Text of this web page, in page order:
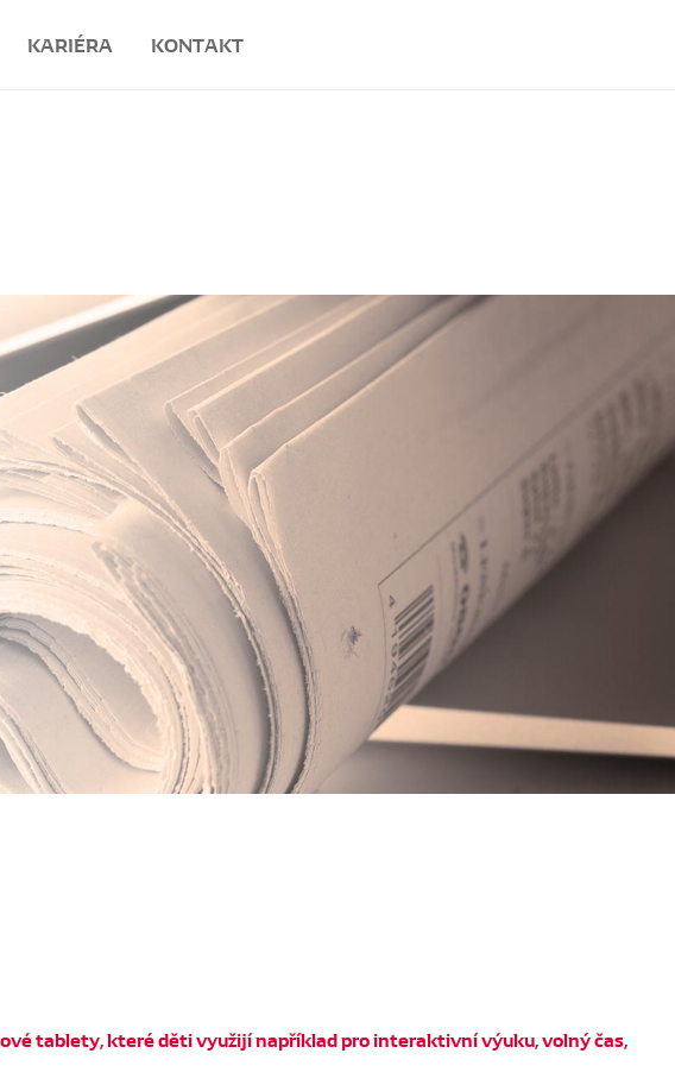
KARIÉRA KONTAKT
tablety, které děti využijí například pro interaktivní výuku, volný čas,